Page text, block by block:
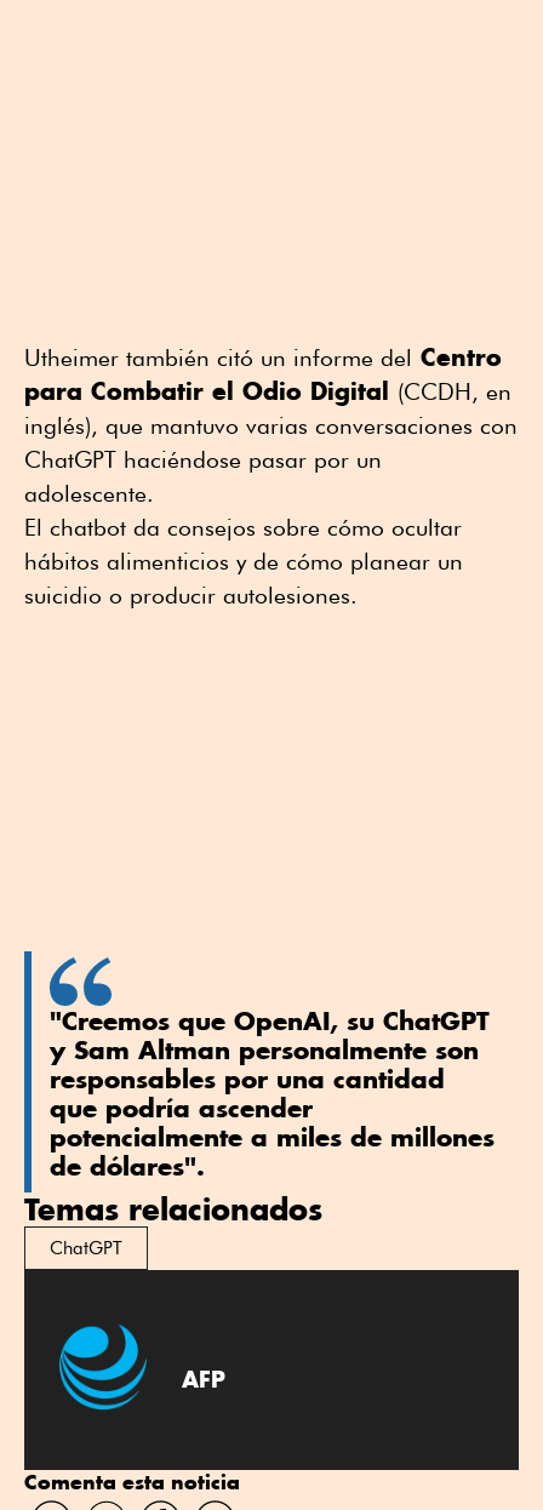
Utheimer también citó un informe del Centro
para Combatir el Odio Digital
(CCDH, en
inglés), que mantuvo varias conversaciones con
ChatGPT haciéndose pasar por un
adolescente.
El chatbot da consejos sobre cómo ocultar
hábitos alimenticios y de cómo planear un
suicidio o producir autolesiones.
"Creemos que OpenAI, su ChatGPT
y Sam Altman personalmente son
responsables por una cantidad
que podría ascender
potencialmente a miles de millones
de dólares".
Temas relacionados
ChatGPT
AFP
Comenta esta noticia